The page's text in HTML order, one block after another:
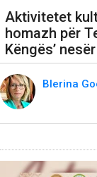
Aktivitetet
homazh për
Këngës’
Blerina